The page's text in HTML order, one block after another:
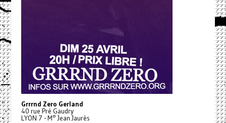
Grrrnd Zero Gerland
40 rue Pré Gaudry
LYON 7 - M° Jean Jaurès